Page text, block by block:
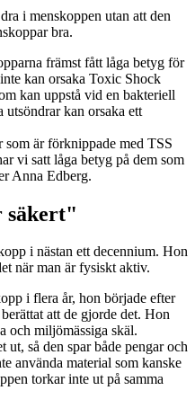
i menskoppen utan att den
bra.
främst fått låga betyg för
kan orsaka Toxic Shock
kan uppstå vid en bakteriell
kan orsaka ett
är förknippade med TSS
vi satt låga betyg på dem som
Anna Edberg.
säkert"
i nästan ett decennium. Hon
när man är fysiskt aktiv.
i flera år, hon började efter
att de gjorde det. Hon
och miljömässiga skäl.
ut, så den spar både pengar och
använda material som kanske
torkar inte ut på samma